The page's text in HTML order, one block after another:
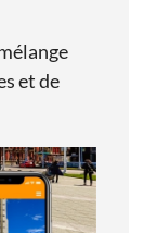
et de